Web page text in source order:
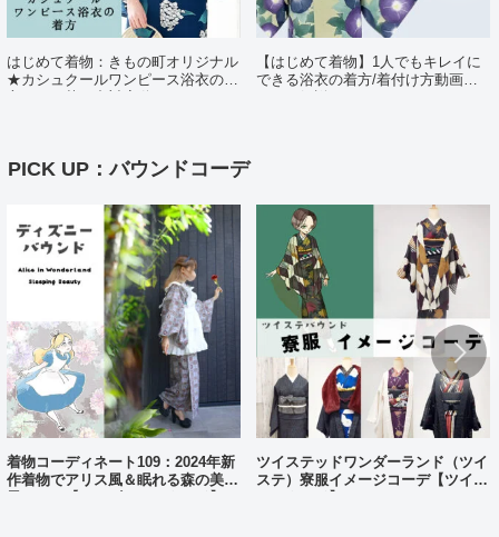
はじめて着物：きもの町オリジナル
★カシュクールワンピース浴衣の着
【はじめて着物】1人でもキレイに
できる浴衣の着方/着付け方動画ポ
PICK UP：バウンドコーデ
着物コーディネート109：2024年新
作着物でアリス風＆眠れる森の美女
ツイステッドワンダーランド（ツイ
ステ）寮服イメージコーデ【ツイス